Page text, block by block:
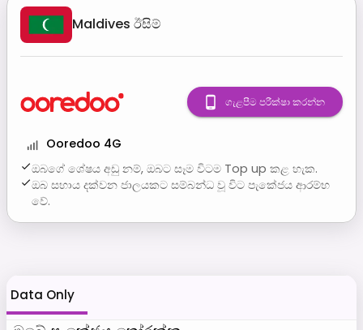
Maldives ඊසිම්
Ooredoo 4G
ඔබගේ ශේෂය අඩු නම්, ඔබට සෑම විටම Top up කළ හැක.
ඔබ සහාය දක්වන ජාලයකට සම්බන්ධ වූ විට පැකේජය ආරම්භ
වේ.
ගැළපීම පරීක්ෂා කරන්න
Data Only